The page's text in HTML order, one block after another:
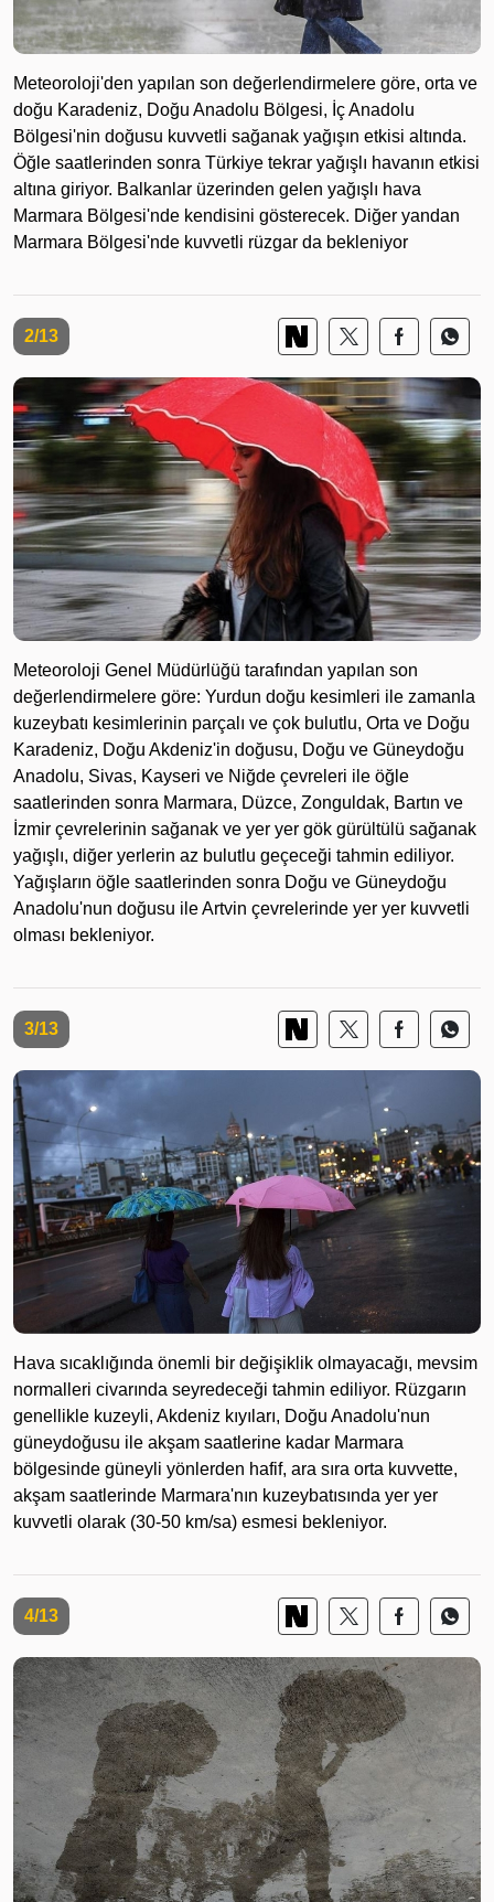
Meteoroloji'den yapılan son değerlendirmelere göre, orta ve
doğu Karadeniz, Doğu Anadolu Bölgesi, İç Anadolu
Bölgesi'nin doğusu kuvvetli sağanak yağışın etkisi altında.
Öğle saatlerinden sonra Türkiye tekrar yağışlı havanın etkisi
altına giriyor. Balkanlar üzerinden gelen yağışlı hava
Marmara Bölgesi'nde kendisini gösterecek. Diğer yandan
Marmara Bölgesi'nde kuvvetli rüzgar da bekleniyor
2/13
Meteoroloji Genel Müdürlüğü tarafından yapılan son
değerlendirmelere göre: Yurdun doğu kesimleri ile zamanla
kuzeybatı kesimlerinin parçalı ve çok bulutlu, Orta ve Doğu
Karadeniz, Doğu Akdeniz'in doğusu, Doğu ve Güneydoğu
Anadolu, Sivas, Kayseri ve Niğde çevreleri ile öğle
saatlerinden sonra Marmara, Düzce, Zonguldak, Bartın ve
İzmir çevrelerinin sağanak ve yer yer gök gürültülü sağanak
yağışlı, diğer yerlerin az bulutlu geçeceği tahmin ediliyor.
Yağışların öğle saatlerinden sonra Doğu ve Güneydoğu
Anadolu'nun doğusu ile Artvin çevrelerinde yer yer kuvvetli
olması bekleniyor.
3/13
Hava sıcaklığında önemli bir değişiklik olmayacağı, mevsim
normalleri civarında seyredeceği tahmin ediliyor. Rüzgarın
genellikle kuzeyli, Akdeniz kıyıları, Doğu Anadolu'nun
güneydoğusu ile akşam saatlerine kadar Marmara
bölgesinde güneyli yönlerden hafif, ara sıra orta kuvvette,
akşam saatlerinde Marmara'nın kuzeybatısında yer yer
kuvvetli olarak (30-50 km/sa) esmesi bekleniyor.
4/13